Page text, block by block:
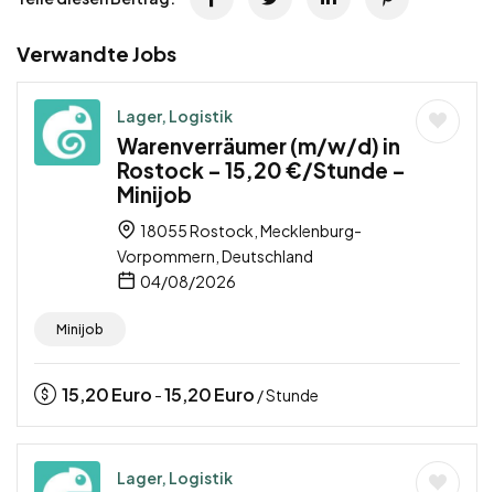
Verwandte Jobs
Lager, Logistik
Warenverräumer (m/w/d) in
Rostock – 15,20 €/Stunde –
Minijob
18055 Rostock, Mecklenburg-
Vorpommern, Deutschland
04/08/2026
Minijob
15,20Euro -15,20Euro / Stunde
Lager, Logistik